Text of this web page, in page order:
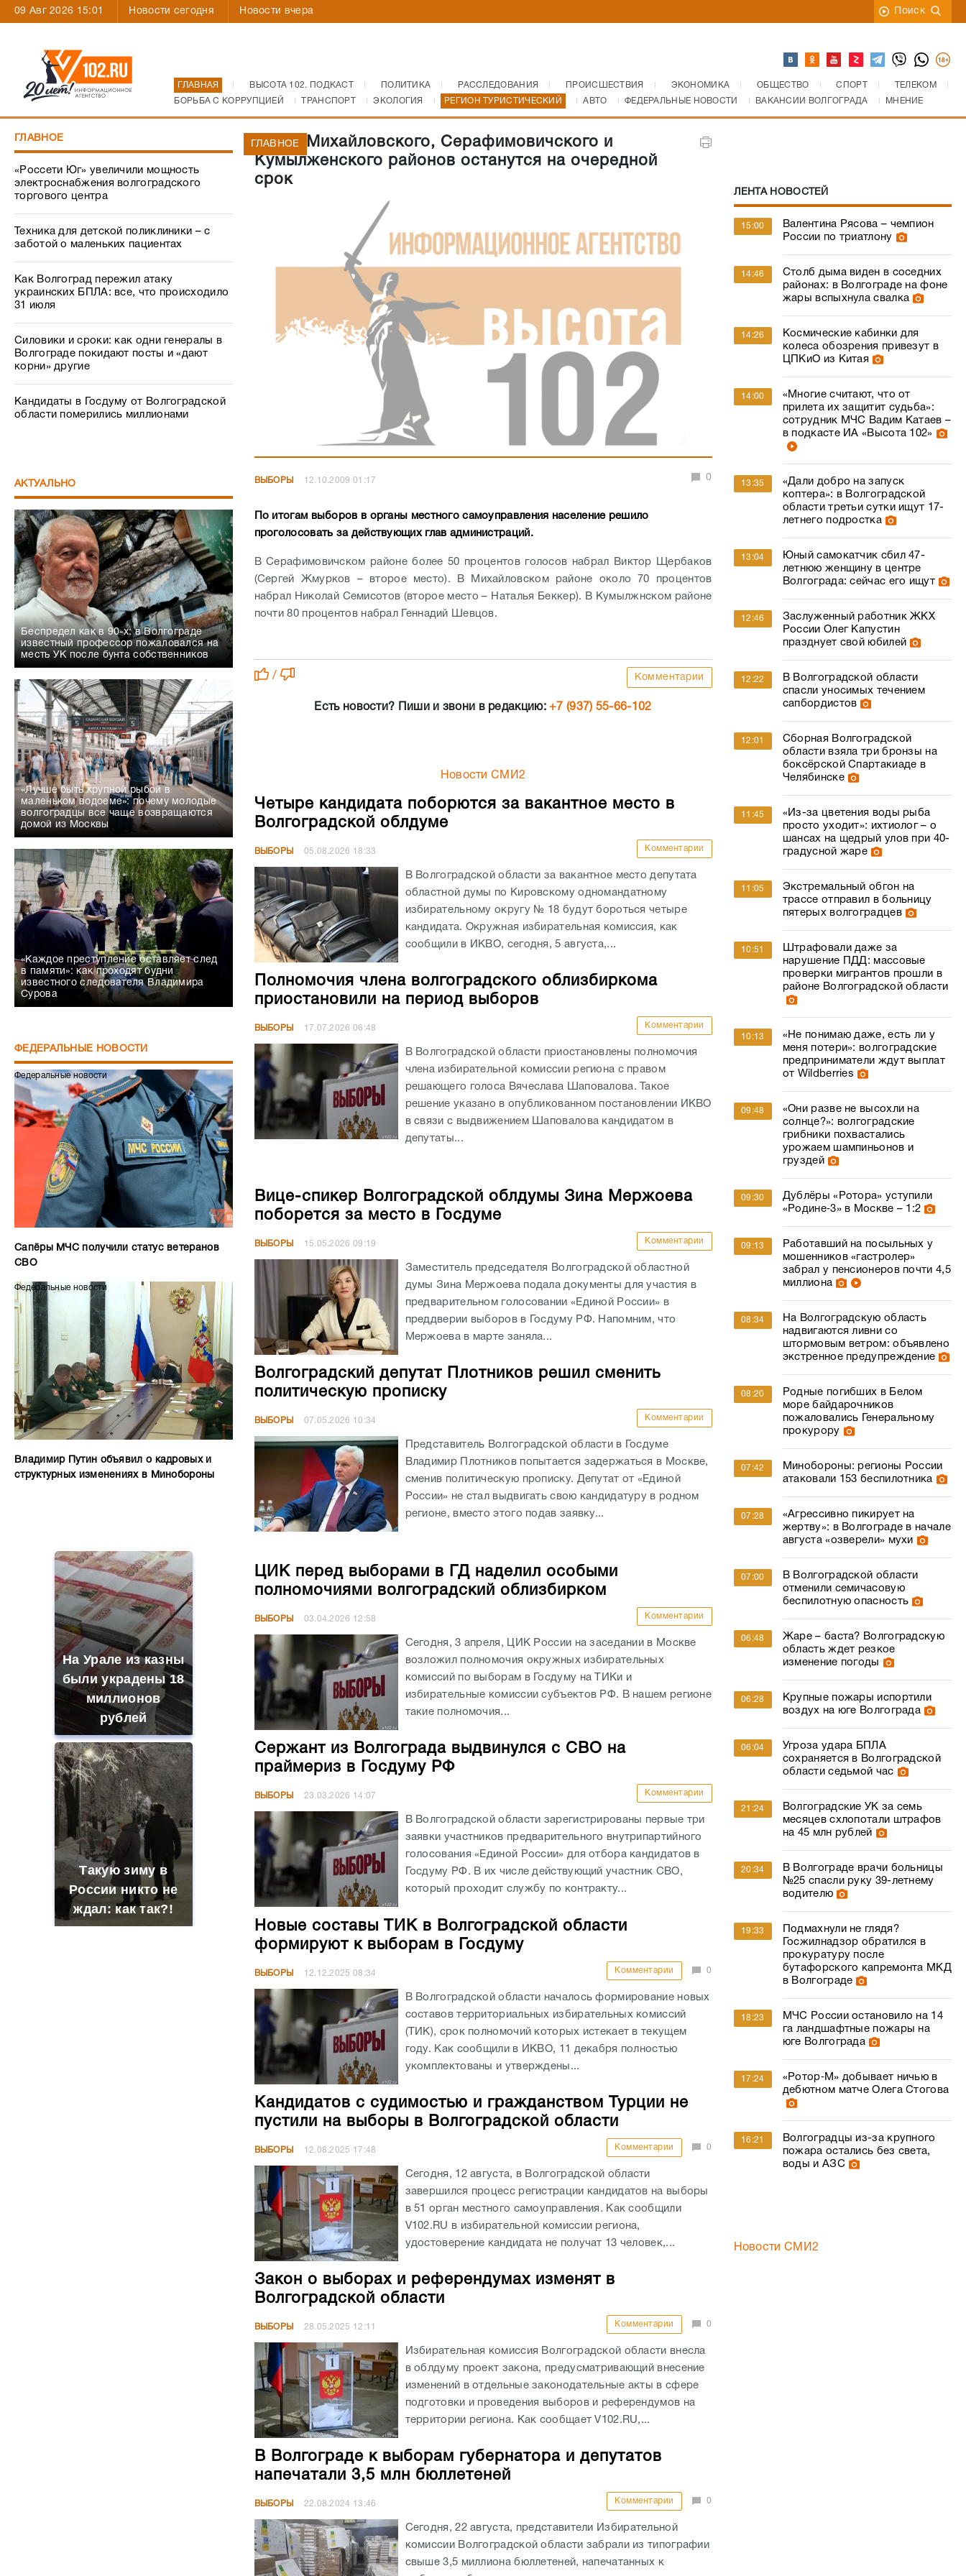
09 Авг 2026 15:01 Новости сегодня Новости вчера Поиск
ГЛАВНАЯ ВЫСОТА 102. ПОДКАСТ ПОЛИТИКА РАССЛЕДОВАНИЯ ПРОИСШЕСТВИЯ ЭКОНОМИКА ОБЩЕСТВО СПОРТ
ТЕЛЕКОМ
БОРЬБА С КОРРУПЦИЕЙ
ТРАНСПОРТ ЭКОЛОГИЯ РЕГИОН ТУРИСТИЧЕСКИЙ АВТО ФЕДЕРАЛЬНЫЕ НОВОСТИ ВАКАНСИИ ВОЛГОГРАДА МНЕНИЕ
ГЛАВНОЕ
«Россети Юг» увеличили мощность
электроснабжения волгоградского
торгового центра
Техника для детской поликлиники – с
заботой о маленьких пациентах
Как Волгоград пережил атаку
украинских БПЛА: все, что происходило
31 июля
Силовики и сроки: как одни генералы в
Волгограде покидают посты и «дают
корни» другие
Кандидаты в Госдуму от Волгоградской
области померились миллионами
АКТУАЛЬНО
Беспредел как в 90-х: в Волгограде
известный профессор пожаловался на
месть УК после бунта собственников
«Лучше быть крупной рыбой в
маленьком водоеме»: почему молодые
волгоградцы все чаще возвращаются
домой из Москвы
«Каждое преступление оставляет след
в памяти»: как проходят будни
известного следователя Владимира
Сурова
ФЕДЕРАЛЬНЫЕ НОВОСТИ
Федеральные новости
Сапёры МЧС получили статус ветеранов
СВО
Федеральные новости
Владимир Путин объявил о кадровых и
структурных изменениях в Минобороны
На Урале из казны
были украдены 18
миллионов
рублей
Такую зиму в
России никто не
ждал: как так?!
Главы Михайловского, Серафимовичского и
Кумылженского районов останутся на очередной
срок
ГЛАВНОЕ
ВЫБОРЫ 12.10.2009 01:17 0
По итогам выборов в органы местного самоуправления население решило
проголосовать за действующих глав администраций.
В Серафимовичском районе более 50 процентов голосов набрал Виктор Щербаков
(Сергей Жмурков – второе место). В Михайловском районе около 70 процентов
набрал Николай Семисотов (второе место – Наталья Беккер). В Кумылжнском районе
почти 80 процентов набрал Геннадий Шевцов.
/ Комментарии
Есть новости? Пиши и звони в редакцию:+7 (937) 55-66-102
Новости СМИ2
Четыре кандидата поборются за вакантное место в
Волгоградской облдуме
ВЫБОРЫ 05.08.2026 18:33 Комментарии
В Волгоградской области за вакантное место депутата
областной думы по Кировскому одномандатному
избирательному округу № 18 будут бороться четыре
кандидата. Окружная избирательная комиссия, как
сообщили в ИКВО, сегодня, 5 августа,...
Полномочия члена волгоградского облизбиркома
приостановили на период выборов
ВЫБОРЫ 17.07.2026 06:48 Комментарии
В Волгоградской области приостановлены полномочия
члена избирательной комиссии региона с правом
решающего голоса Вячеслава Шаповалова. Такое
решение указано в опубликованном постановлении ИКВО
в связи с выдвижением Шаповалова кандидатом в
депутаты...
Вице-спикер Волгоградской облдумы Зина Мержоева
поборется за место в Госдуме
ВЫБОРЫ 15.05.2026 09:19 Комментарии
Заместитель председателя Волгоградской областной
думы Зина Мержоева подала документы для участия в
предварительном голосовании «Единой России» в
преддверии выборов в Госдуму РФ. Напомним, что
Мержоева в марте заняла...
Волгоградский депутат Плотников решил сменить
политическую прописку
ВЫБОРЫ 07.05.2026 10:34 Комментарии
Представитель Волгоградской области в Госдуме
Владимир Плотников попытается задержаться в Москве,
сменив политическую прописку. Депутат от «Единой
России» не стал выдвигать свою кандидатуру в родном
регионе, вместо этого подав заявку...
ЦИК перед выборами в ГД наделил особыми
полномочиями волгоградский облизбирком
ВЫБОРЫ 03.04.2026 12:58 Комментарии
Сегодня, 3 апреля, ЦИК России на заседании в Москве
возложил полномочия окружных избирательных
комиссий по выборам в Госдуму на ТИКи и
избирательные комиссии субъектов РФ. В нашем регионе
такие полномочия...
Сержант из Волгограда выдвинулся с СВО на
праймериз в Госдуму РФ
ВЫБОРЫ 23.03.2026 14:07 Комментарии
В Волгоградской области зарегистрированы первые три
заявки участников предварительного внутрипартийного
голосования «Единой России» для отбора кандидатов в
Госдуму РФ. В их числе действующий участник СВО,
который проходит службу по контракту...
Новые составы ТИК в Волгоградской области
формируют к выборам в Госдуму
ВЫБОРЫ 12.12.2025 08:34 Комментарии 0
В Волгоградской области началось формирование новых
составов территориальных избирательных комиссий
(ТИК), срок полномочий которых истекает в текущем
году. Как сообщили в ИКВО, 11 декабря полностью
укомплектованы и утверждены...
Кандидатов с судимостью и гражданством Турции не
пустили на выборы в Волгоградской области
ВЫБОРЫ 12.08.2025 17:48 Комментарии 0
Сегодня, 12 августа, в Волгоградской области
завершился процесс регистрации кандидатов на выборы
в 51 орган местного самоуправления. Как сообщили
V102.RU в избирательной комиссии региона,
удостоверение кандидата не получат 13 человек,...
Закон о выборах и референдумах изменят в
Волгоградской области
ВЫБОРЫ 28.05.2025 12:11 Комментарии 0
Избирательная комиссия Волгоградской области внесла
в облдуму проект закона, предусматривающий внесение
изменений в отдельные законодательные акты в сфере
подготовки и проведения выборов и референдумов на
территории региона. Как сообщает V102.RU,...
В Волгограде к выборам губернатора и депутатов
напечатали 3,5 млн бюллетеней
ВЫБОРЫ 22.08.2024 13:46 Комментарии 0
Сегодня, 22 августа, представители Избирательной
комиссии Волгоградской области забрали из типографии
свыше 3,5 миллиона бюллетеней, напечатанных к
ЛЕНТА НОВОСТЕЙ
15:00
Валентина Рясова – чемпион
России по триатлону
14:46
Столб дыма виден в соседних
районах: в Волгограде на фоне
жары вспыхнула свалка
14:26
Космические кабинки для
колеса обозрения привезут в
ЦПКиО из Китая
14:00
«Многие считают, что от
прилета их защитит судьба»:
сотрудник МЧС Вадим Катаев –
в подкасте ИА «Высота 102»
13:35
«Дали добро на запуск
коптера»: в Волгоградской
области третьи сутки ищут 17-
летнего подростка
13:04
Юный самокатчик сбил 47-
летнюю женщину в центре
Волгограда: сейчас его ищут
12:46
Заслуженный работник ЖКХ
России Олег Капустин
празднует свой юбилей
12:22
В Волгоградской области
спасли уносимых течением
сапбордистов
12:01
Сборная Волгоградской
области взяла три бронзы на
боксёрской Спартакиаде в
Челябинске
11:45
«Из-за цветения воды рыба
просто уходит»: ихтиолог – о
шансах на щедрый улов при 40-
градусной жаре
11:05
Экстремальный обгон на
трассе отправил в больницу
пятерых волгоградцев
10:51
Штрафовали даже за
нарушение ПДД: массовые
проверки мигрантов прошли в
районе Волгоградской области
10:13
«Не понимаю даже, есть ли у
меня потери»: волгоградские
предприниматели ждут выплат
от Wildberries
09:48
«Они разве не высохли на
солнце?»: волгоградские
грибники похвастались
урожаем шампиньонов и
груздей
09:30
Дублёры «Ротора» уступили
«Родине‑3» в Москве – 1:2
09:13
Работавший на посыльных у
мошенников «гастролер»
забрал у пенсионеров почти 4,5
миллиона
08:34
На Волгоградскую область
надвигаются ливни со
штормовым ветром: объявлено
экстренное предупреждение
08:20
Родные погибших в Белом
море байдарочников
пожаловались Генеральному
прокурору
07:42
Минобороны: регионы России
атаковали 153 беспилотника
07:28
«Агрессивно пикирует на
жертву»: в Волгограде в начале
августа «озверели» мухи
07:00
В Волгоградской области
отменили семичасовую
беспилотную опасность
06:48
Жаре – баста? Волгоградскую
область ждет резкое
изменение погоды
06:28
Крупные пожары испортили
воздух на юге Волгограда
06:04
Угроза удара БПЛА
сохраняется в Волгоградской
области седьмой час
21:24
Волгоградские УК за семь
месяцев схлопотали штрафов
на 45 млн рублей
20:34
В Волгограде врачи больницы
№25 спасли руку 39-летнему
водителю
19:33
Подмахнули не глядя?
Госжилнадзор обратился в
прокуратуру после
бутафорского капремонта МКД
в Волгограде
18:23
МЧС России остановило на 14
га ландшафтные пожары на
юге Волгограда
17:24
«Ротор‑М» добывает ничью в
дебютном матче Олега Стогова
16:21
Волгоградцы из-за крупного
пожара остались без света,
воды и АЗС
Новости СМИ2